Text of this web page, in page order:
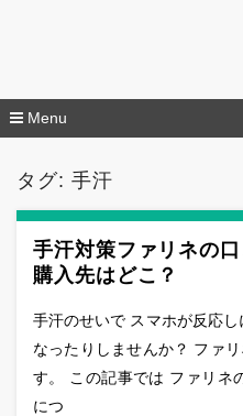
Menu
タグ: 手汗
手汗対策ファリネの
購入先はどこ？
手汗のせいで スマホが反応
なったりしませんか？ ファ
す。 この記事では ファリネ
につ